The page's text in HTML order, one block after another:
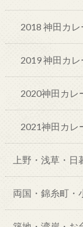
2018 神田カ
2019 神田カ
2020神田カレ
2021神田カレ
上野・浅草・日
両国・錦糸町・